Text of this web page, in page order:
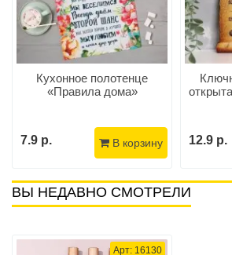
Кухонное полотенце
«Правила дома»
7.9 р. В корзину 12.9 р.
ВЫ НЕДАВНО СМОТРЕЛИ
Арт: 16130